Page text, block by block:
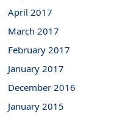
April 2017
March 2017
February 2017
January 2017
December 2016
January 2015